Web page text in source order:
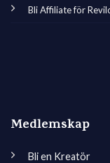
Bli Affiliate för
Medlemskap
Bli en Kreatör